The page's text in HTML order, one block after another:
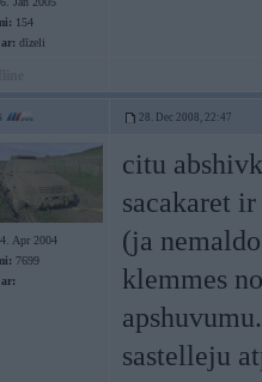
154
dīzeli
28. Dec 2008, 22:47
Apr 2004
7699
citu
sacakaret
(ja
klemmes
sastelleju